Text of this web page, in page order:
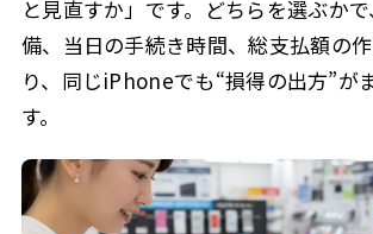
と見直すか」です。どちらを選ぶか
備、当日の手続き時間、総支払額の
り、同じiPhoneでも“損得の出方”が
す。